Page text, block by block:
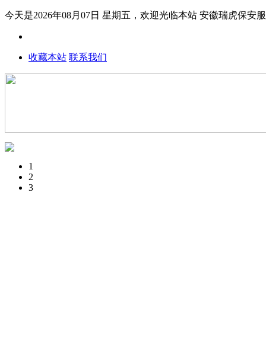
今天是2026年08月07日 星期五，欢迎光临本站 安徽瑞虎保安
收藏本站 联系我们
1
2
3